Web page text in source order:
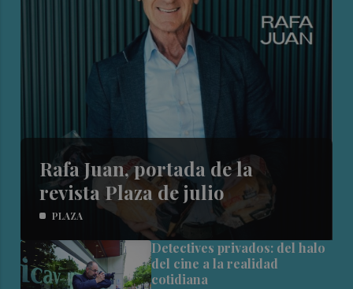
Rafa Juan, portada de la
revista Plaza de julio
PLAZA
Detectives privados: del halo
del cine a la realidad
cotidiana